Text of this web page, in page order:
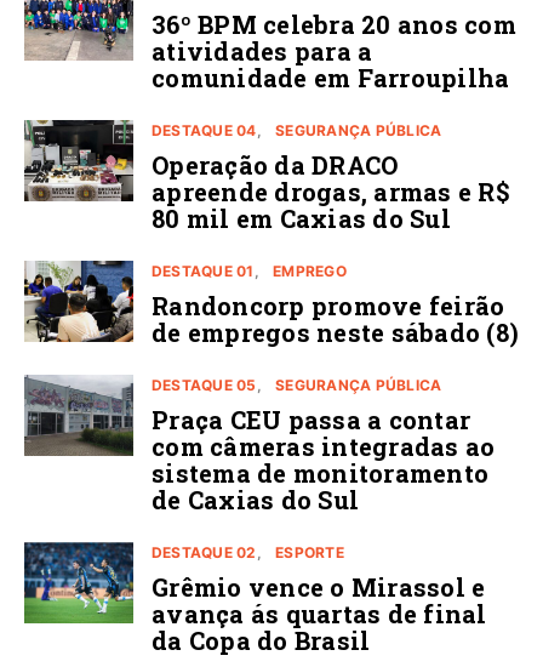
36º BPM celebra 20 anos com
atividades para a
comunidade em Farroupilha
DESTAQUE 04 SEGURANÇA PÚBLICA
Operação da DRACO
apreende drogas, armas e R$
80 mil em Caxias do Sul
DESTAQUE 01 EMPREGO
Randoncorp promove feirão
de empregos neste sábado (8)
DESTAQUE 05 SEGURANÇA PÚBLICA
Praça CEU passa a contar
com câmeras integradas ao
sistema de monitoramento
de Caxias do Sul
DESTAQUE 02 ESPORTE
Grêmio vence o Mirassol e
avança ás quartas de final
da Copa do Brasil